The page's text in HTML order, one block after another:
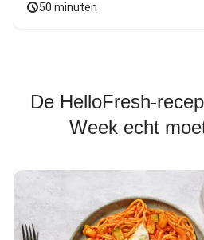
50 minuten
De HelloFresh-
Week echt